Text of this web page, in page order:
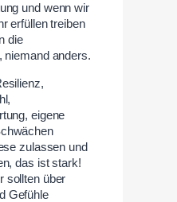
und wenn wir
erfüllen treiben
die
niemand anders.
eigene
zulassen und
das ist stark!
sollten über
Gefühle